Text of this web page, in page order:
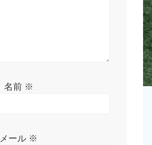
名前 ※
メール ※